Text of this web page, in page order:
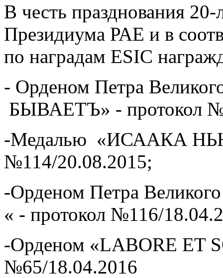
В честь празднования
Президиума РАЕ и в
по наградам ESIC
- Орденом Петра
БЫВАЕТЪ» - протокол
-Медалью «ИСААКА
№114/20.08.2015;
-Орденом Петра
« - протокол №116/
-Орденом «LABORE ET
№65/18.04.2016